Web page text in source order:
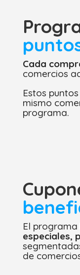
Cada
comercios
Estos
mismo
programa.
El
especiales,
de